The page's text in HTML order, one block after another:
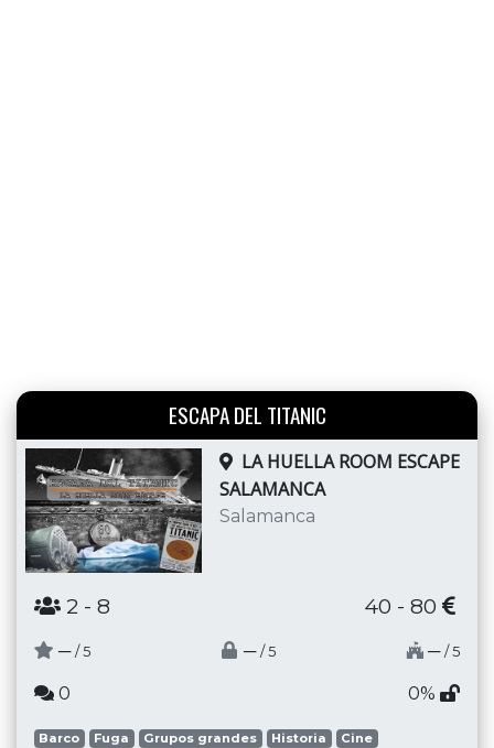
ESCAPA DEL TITANIC
LA HUELLA ROOM ESCAPE
SALAMANCA
Salamanca
2 - 8 40 - 80
─ / 5 ─ / 5 ─ / 5
0 0%
Barco Fuga Grupos grandes Historia
Cine